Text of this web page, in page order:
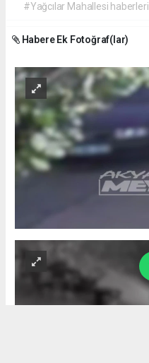
#Yağcılar Mahallesi haberleri
Habere Ek Fotoğraf(lar)